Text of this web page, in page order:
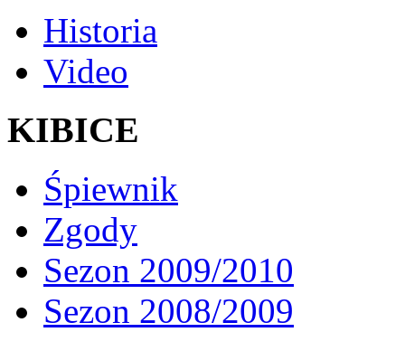
Historia
Video
KIBICE
Śpiewnik
Zgody
Sezon 2009/2010
Sezon 2008/2009